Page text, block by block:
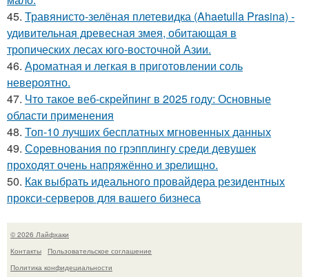
45. Травянисто-зелёная плетевидка (Ahaetulla Prasina) -
удивительная древесная змея, обитающая в
тропических лесах юго-восточной Азии.
46. Ароматная и легкая в приготовлении соль
невероятно.
47. Что такое веб-скрейпинг в 2025 году: Основные
области применения
48. Топ-10 лучших бесплатных мгновенных данных
49. Соревнования по грэпплингу среди девушек
проходят очень напряжённо и зрелищно.
50. Как выбрать идеального провайдера резидентных
прокси-серверов для вашего бизнеса
© 2026 Лайфхаки
Контакты
Пользовательское соглашение
Политика конфидециальности